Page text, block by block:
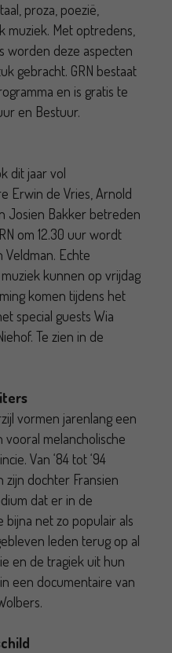
proza, poezië,
muziek. Met optredens,
worden deze aspecten
gebracht. GRN bestaat
en is gratis te
en Bestuur.
dit jaar vol
Erwin de Vries, Arnold
Josien Bakker betreden
om 12.30 uur wordt
Echte
kunnen op vrijdag
komen tijdens het
special guests Wia
Te zien in de
vormen jarenlang een
melancholische
Van ‘84 tot ‘94
zijn dochter Fransien
dat er in de
bijna net zo populair als
leden terug op al
en de tragiek uit hun
een documentaire van